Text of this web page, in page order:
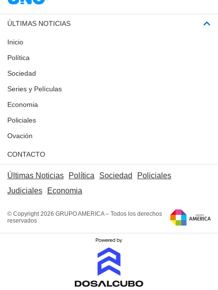
ÚLTIMAS NOTICIAS
Inicio
Política
Sociedad
Series y Películas
Economia
Policiales
Ovación
CONTACTO
Últimas Noticias Política Sociedad
Policiales
Judiciales
Economia
© Copyright 2026 GRUPO AMERICA – Todos los derechos
reservados